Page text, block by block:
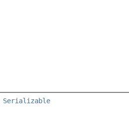
Serializable